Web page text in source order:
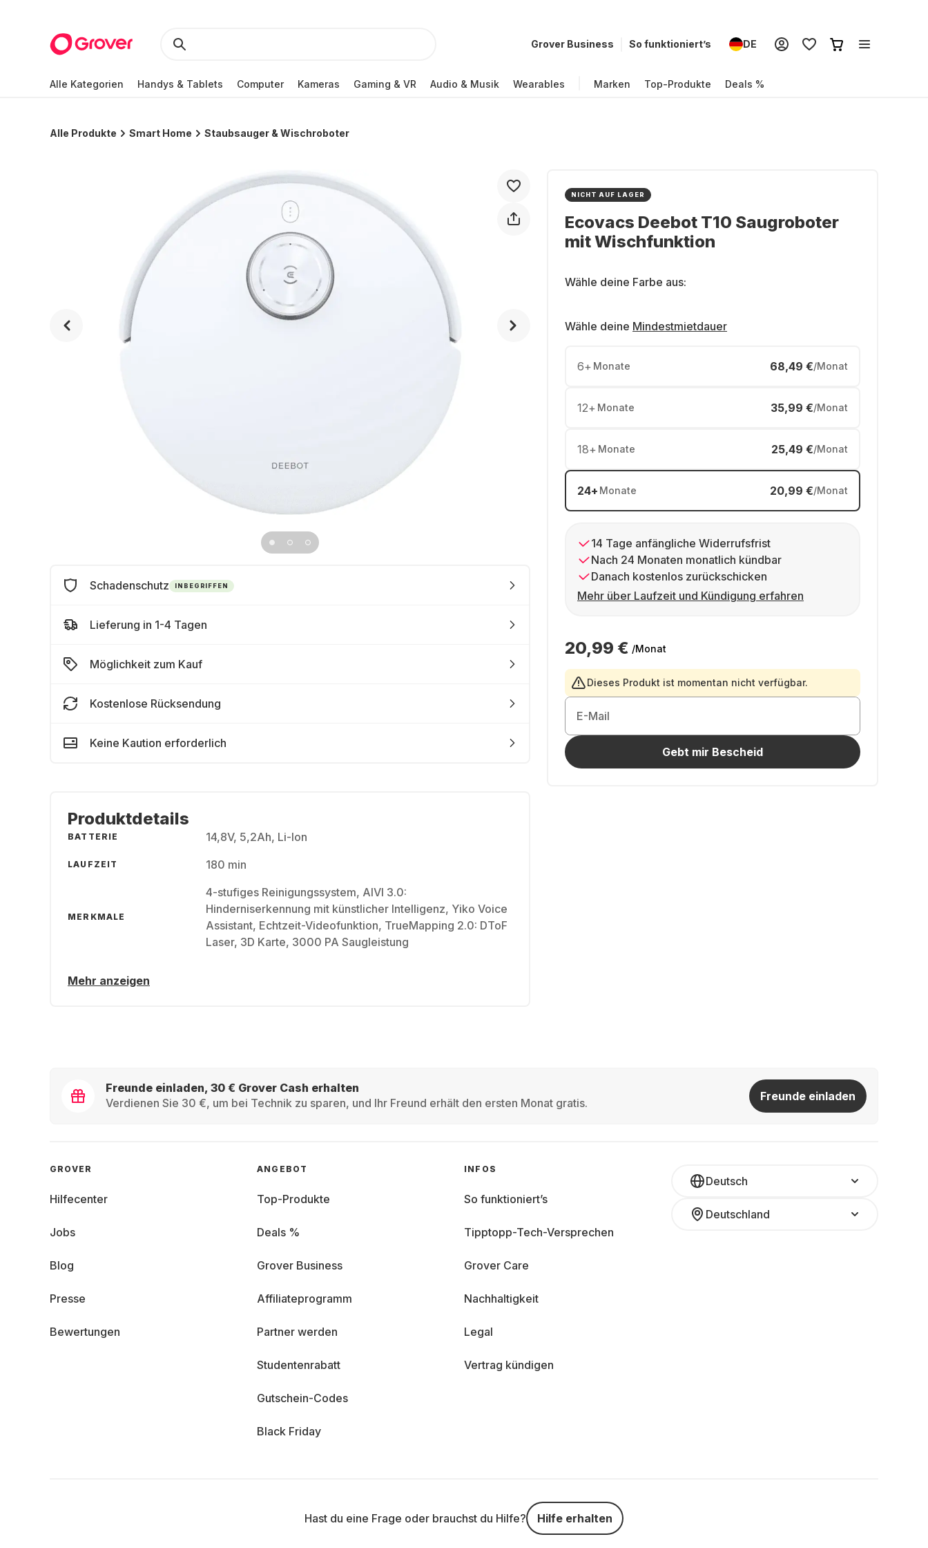
Grover Business So funktioniert’s DE
Alle Kategorien Handys & Tablets Computer Kameras Gaming & VR Audio & Musik Wearables Marken Top-Produkte Deals %
Alle Produkte Smart Home Staubsauger & Wischroboter
NICHT AUF LAGER
Ecovacs Deebot T10 Saugroboter
mit Wischfunktion
Wähle deine Farbe aus:
Wähle deine Mindestmietdauer
6+ Monate 68,49 €/Monat
12+ Monate 35,99 €/Monat
18+ Monate 25,49 €/Monat
24+ Monate 20,99 €/Monat
14 Tage anfängliche Widerrufsfrist
Nach 24 Monaten monatlich kündbar
Danach kostenlos zurückschicken
Mehr über Laufzeit und Kündigung erfahren
20,99 € /Monat
Dieses Produkt ist momentan nicht verfügbar.
E-Mail
Gebt mir Bescheid
Schadenschutz INBEGRIFFEN
Lieferung in 1-4 Tagen
Möglichkeit zum Kauf
Kostenlose Rücksendung
Keine Kaution erforderlich
Produktdetails
BATTERIE 14,8V, 5,2Ah, Li-Ion
LAUFZEIT 180 min
MERKMALE
4-stufiges Reinigungssystem, AIVI 3.0:
Hinderniserkennung mit künstlicher Intelligenz, Yiko Voice
Assistant, Echtzeit-Videofunktion, TrueMapping 2.0: DToF
Laser, 3D Karte, 3000 PA Saugleistung
Mehr anzeigen
Freunde einladen, 30 € Grover Cash erhalten
Verdienen Sie 30 €, um bei Technik zu sparen, und Ihr Freund erhält den ersten Monat gratis.
Freunde einladen
Deutsch
Deutschland
GROVER
Hilfecenter
Jobs
Blog
Presse
Bewertungen
ANGEBOT
Top-Produkte
Deals %
Grover Business
Affiliateprogramm
Partner werden
Studentenrabatt
Gutschein-Codes
Black Friday
INFOS
So funktioniert’s
Tipptopp-Tech-Versprechen
Grover Care
Nachhaltigkeit
Legal
Vertrag kündigen
Hast du eine Frage oder brauchst du Hilfe? Hilfe erhalten